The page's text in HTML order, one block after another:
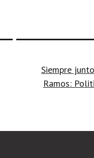
Siempre
Ramos: